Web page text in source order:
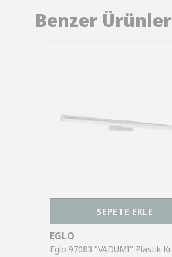
Benzer Ürünler
SEPETE EKLE
EGLO